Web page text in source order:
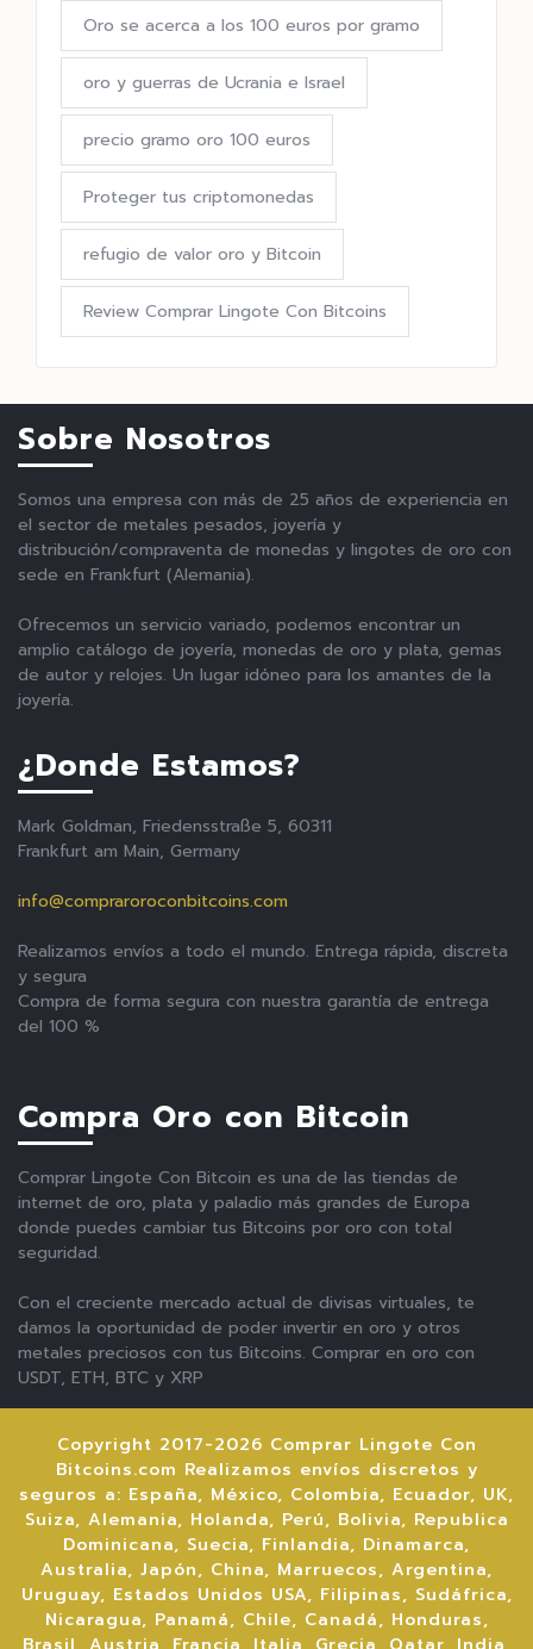
Oro se acerca a los 100 euros por gramo
oro y guerras de Ucrania e Israel
precio gramo oro 100 euros
Proteger tus criptomonedas
refugio de valor oro y Bitcoin
Review Comprar Lingote Con Bitcoins
Sobre Nosotros
Somos una empresa con más de 25 años de experiencia en
el sector de metales pesados, joyería y
distribución/compraventa de monedas y lingotes de oro con
sede en Frankfurt (Alemania).
Ofrecemos un servicio variado, podemos encontrar un
amplio catálogo de joyería, monedas de oro y plata, gemas
de autor y relojes. Un lugar idóneo para los amantes de la
joyería.
¿Donde Estamos?
Mark Goldman, Friedensstraße 5, 60311
Frankfurt am Main, Germany
info@compraroroconbitcoins.com
Realizamos envíos a todo el mundo. Entrega rápida, discreta
y segura
Compra de forma segura con nuestra garantía de entrega
del 100 %
Compra Oro con Bitcoin
Comprar Lingote Con Bitcoin es una de las tiendas de
internet de oro, plata y paladio más grandes de Europa
donde puedes cambiar tus Bitcoins por oro con total
seguridad.
Con el creciente mercado actual de divisas virtuales, te
damos la oportunidad de poder invertir en oro y otros
metales preciosos con tus Bitcoins. Comprar en oro con
USDT, ETH, BTC y XRP
Copyright 2017-2026 Comprar Lingote Con
Bitcoins.com Realizamos envíos discretos y
seguros a: España, México, Colombia, Ecuador, UK,
Suiza, Alemania, Holanda, Perú, Bolivia, Republica
Dominicana, Suecia, Finlandia, Dinamarca,
Australia, Japón, China, Marruecos, Argentina,
Uruguay, Estados Unidos USA, Filipinas, Sudáfrica,
Nicaragua, Panamá, Chile, Canadá, Honduras,